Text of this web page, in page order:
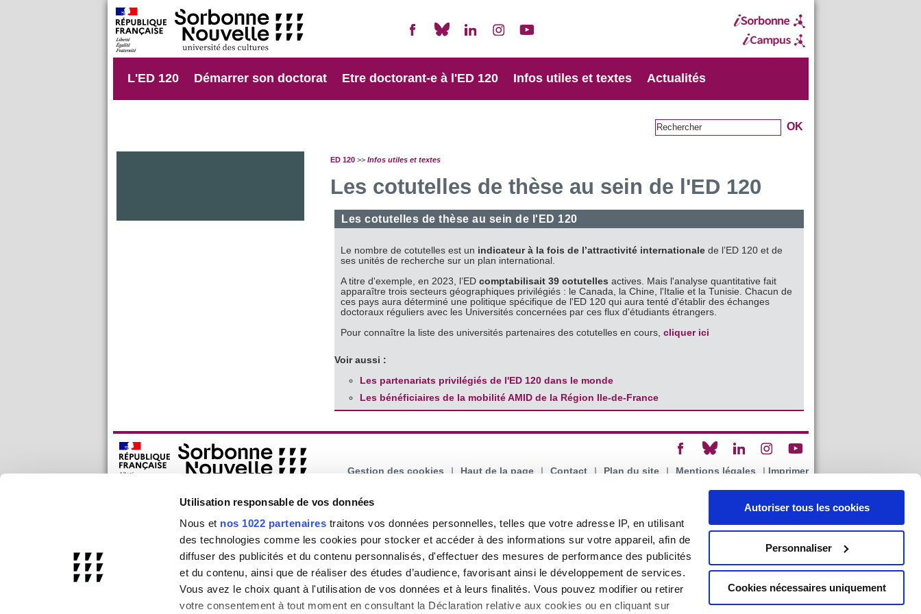
Utilisation responsable de vos données
Nous et nos 1022 partenaires traitons vos données personnelles, telles que votre adresse IP, en utilisant
des technologies comme les cookies pour stocker et accéder à des informations sur votre appareil, afin de
diffuser des publicités et du contenu personnalisés, d'effectuer des mesures de performance des publicités
et du contenu, ainsi que de réaliser des études d’audience, favorisant ainsi le développement de services.
Vous avez le choix quant à l'utilisation de vos données et à leurs finalités. Vous pouvez modifier ou retirer
votre consentement à tout moment en consultant la Déclaration relative aux cookies ou en cliquant sur
Autoriser tous les cookies
Personnaliser
Cookies nécessaires uniquement
L'ED 120 Démarrer son doctorat Etre doctorant-e à l'ED 120 Infos utiles et textes Actualités
ED 120>> Infos utiles et textes
Les cotutelles de thèse au sein de l'ED 120
Les cotutelles de thèse au sein de l'ED 120
Le nombre de cotutelles est un indicateur à la fois de l’attractivité internationalede l’ED 120 et de
ses unités de recherche sur un plan international.
A titre d'exemple, en 2023, l’EDcomptabilisait 39 cotutellesactives. Mais l'analyse quantitative fait
apparaître trois secteurs géographiques privilégiés : le Canada, la Chine, l'Italie et la Tunisie. Chacun de
ces pays aura déterminé une politique spécifique de l'ED 120 qui aura tenté d'établir des échanges
doctoraux réguliers avec les Universités concernées par ces flux d'étudiants étrangers.
Pour connaître la liste des universités partenaires des cotutelles en cours,cliquer ici
Voir aussi :
Les partenariats privilégiés de l'ED 120 dans le monde
Les bénéficiaires de la mobilité AMID de la Région Ile-de-France
Gestion des cookies | Haut de la page | Contact | Plan du site | Mentions légales | Imprimer